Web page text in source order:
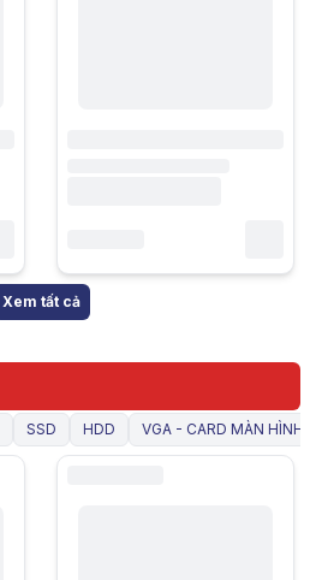
Xem tất cả
SSD HDD VGA - CARD MÀN HÌNH